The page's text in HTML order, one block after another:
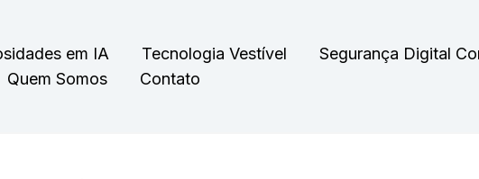
em IA Tecnologia Vestível
Segurança Digital
Quem Somos Contato